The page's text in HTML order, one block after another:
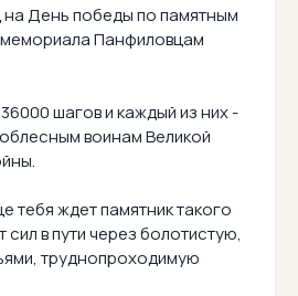
День победы по памятным
Панфиловцам
шагов и каждый из них -
воинам Великой
тебя ждет памятник такого
в пути через болотистую,
труднопроходимую